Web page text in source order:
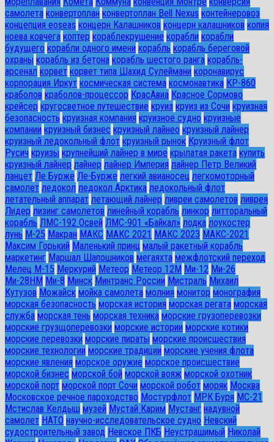
самолета конвертоплан конвертоплан Bell Nexus контейнеровоз
концепция eoseas концерн Калашников концерн калашников копия
ноева ковчега коптер кораблекрушение корабли корабли
будущего корабли одного имени корабль корабль береговой
охраны корабль из бетона корабль шестого ранга корабль-
арсенал корвет корвет типа Шахид Сулеймани коронавирус
корпорация Иркут космическая система космонавтика КР-860
краболов краболов-процессор КрасАвиа Красное Сормово
крейсер кругосветное путешествие круиз круиз из Сочи круизная
безопасность круизная компания круизное судно круизные
компании круизный бизнес круизный лайнео круизный лайнер
круизный ледокольный флот круизный рынок Круизный флот
Русич круизы крупнейший лайнер в мире крылатая ракета купить
круизный лайнер лайнер лайнер Империя лайнер Петр Великий
ланцет Ле Бурже Ле-Бурже легкий авианосец легкомоторный
самолет ледокол ледокол Арктика ледокольный флот
летательный аппарат летающий лайнер ливреи самолетов ливрея
Лидер лизинг самолетов линейный корабль линкор литторальный
корабль ЛМС-192 Освей ЛМС-901 «Байкал» лодка лоукостер
лунь М-25 Макран МАКС МАКС 2021 МАКС 2023 МАКС-2021
Максим Горький Маленький принц малый ракетный корабль
маркетинг Маршал Шапошников мегаяхта межфлотский переход
Мелец М-15 Меркурий Метеор Метеор 12М Ми-12 Ми-26
Ми-28HM Ми-8 Минск Минтранс России Мистраль Михаил
Кутузов Можайск мойка самолета молния монитор монография
морская безопасность морская история морская регата морская
служба морская тень морская техника морские грузоперевозки
морские грузщоперевозки морские истории морские котики
морские перевозки морские пираты морские происшествия
морские технологии морские традиции морские учения флота
морские явления морское оружие морское происшествие
морской бизнес морской бой морской вояж морской охотник
морской порт морской порт Сочи морской робот моряк Москва
Московское речное пароходство Мостурфлот МРК Буря МС-21
Мстислав Келдыш музей Мустай Карим Мустанг надувной
самолет НАТО научно-исследовательское судно Невский
судостроительный завод Невское ПКБ Неустрашимый Николай